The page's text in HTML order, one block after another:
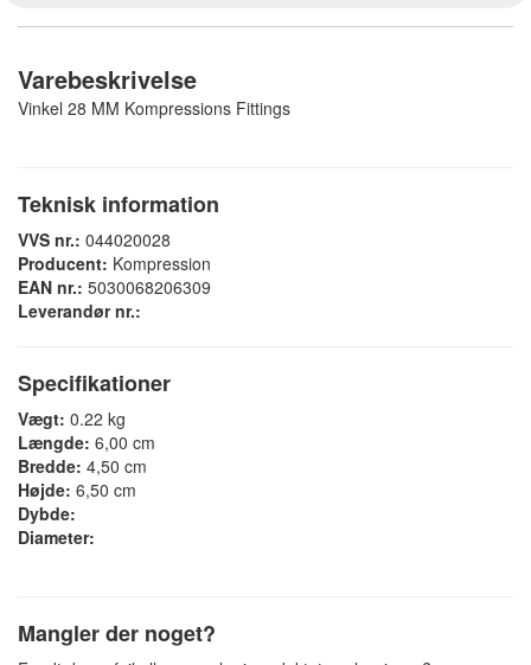
Varebeskrivelse
Vinkel 28 MM Kompressions Fittings
Teknisk information
VVS nr.: 044020028
Producent: Kompression
EAN nr.: 5030068206309
Leverandør nr.:
Specifikationer
Vægt: 0.22 kg
Længde: 6,00 cm
Bredde: 4,50 cm
Højde: 6,50 cm
Dybde:
Diameter:
Mangler der noget?